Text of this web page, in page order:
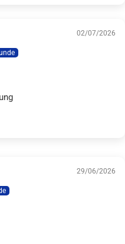
02/07/2026
29/06/2026